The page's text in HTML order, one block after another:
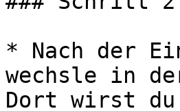
* Nach der
wechsle in
Dort wirst